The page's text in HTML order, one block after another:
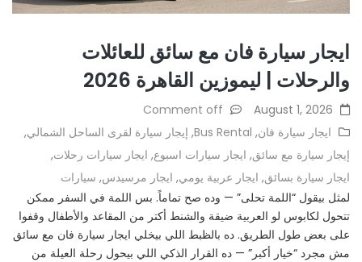
ايجار سيارة فان مع سائق للعائلات
والرحلات | ليموزين القاهرة 2026
August 1, 2026
ايجار سيارة فان,
Bus Rental
, إيجار سيارة لقرى الساحل الشمالي,
إيجار سيارة مع سائق, ايجار سيارات اسبوع, ايجار سيارات رحلات,
ايجار سيارة بسائق, ايجار عربية يومي, ايجار مرسيدس, سيارات
Comment off
لمثل بيقول “اللمة تحلى” — وده صح تماماً. بس اللمة في السفر ممكن
تتحول لكابوس لو العربية ضيقة والشنط أكتر من المقاعد والأطفال وقفوا
على بعض طول الطريق. ده بالظبط اللي بيخلي ايجار سيارة فان مع سائق
مش مجرد “خيار أكبر” — ده القرار الذكي اللي بيحول رحلة العيلة من